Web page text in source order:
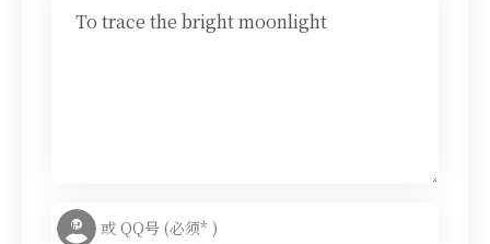
To trace the bright moonlight